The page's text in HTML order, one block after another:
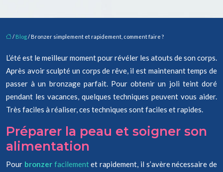
/ Blog/ Bronzer simplement et rapidement, comment faire ?
L’été est le meilleur moment pour révéler les atouts de son corps.
Après avoir sculpté un corps de rêve, il est maintenant temps de
passer à un bronzage parfait. Pour obtenir un joli teint doré
pendant les vacances, quelques techniques peuvent vous aider.
Très faciles à réaliser, ces techniques sont faciles et rapides.
Préparer la peau et soigner son
alimentation
Pour bronzerfacilementet rapidement, il s’avère nécessaire de